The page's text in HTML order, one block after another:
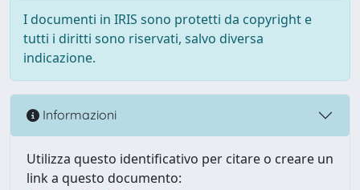
I documenti in IRIS sono protetti da copyright e
tutti i diritti sono riservati, salvo diversa
indicazione.
Informazioni
Utilizza questo identificativo per citare o creare un
link a questo documento: